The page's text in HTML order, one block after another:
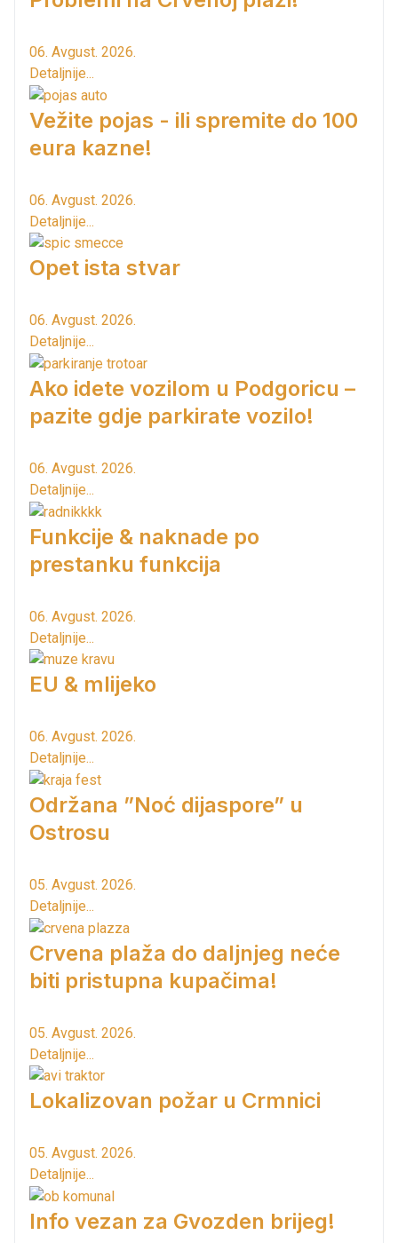
06. Avgust. 2026.
Detaljnije...
Vežite pojas - ili spremite do 100
eura kazne!
06. Avgust. 2026.
Detaljnije...
Opet ista stvar
06. Avgust. 2026.
Detaljnije...
Ako idete vozilom u Podgoricu –
pazite gdje parkirate vozilo!
06. Avgust. 2026.
Detaljnije...
Funkcije & naknade po
prestanku funkcija
06. Avgust. 2026.
Detaljnije...
EU & mlijeko
06. Avgust. 2026.
Detaljnije...
Održana ”Noć dijaspore” u
Ostrosu
05. Avgust. 2026.
Detaljnije...
Crvena plaža do daljnjeg neće
biti pristupna kupačima!
05. Avgust. 2026.
Detaljnije...
Lokalizovan požar u Crmnici
05. Avgust. 2026.
Detaljnije...
Info vezan za Gvozden brijeg!